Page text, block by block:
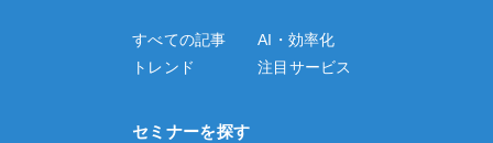
すべての記事
AI・効率化
トレンド
注目サービス
セミナーを探す